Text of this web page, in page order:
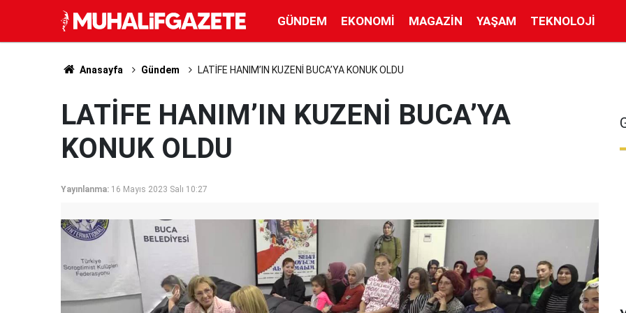
GÜNDEM EKONOMI MAGAZIN YAŞAM TEKNOLOJI
Anasayfa Gündem LATİFE HANIM’IN KUZENİ BUCA’YA KONUK OLDU
LATİFE HANIM’IN KUZENİ BUCA’YA
KONUK OLDU
Yayınlanma: 16 Mayıs 2023 Salı 10:27